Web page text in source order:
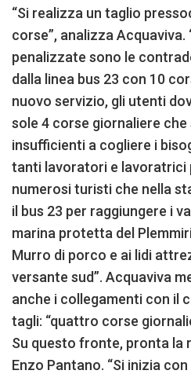
“Si realizza un taglio
corse”, analizza
penalizzate sono le
dalla linea bus 23 con 10
nuovo servizio, gli utenti
sole 4 corse giornaliere
insufficienti a cogliere i
tanti lavoratori e lavoratrici
numerosi turisti che nella
il bus 23 per raggiungere i
marina protetta del
Murro di porco e ai lidi
versante sud”. Acquaviva
anche i collegamenti con il
tagli: “quattro corse
Su questo fronte, pronta la
Enzo Pantano. “Si inizia